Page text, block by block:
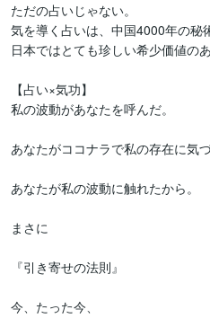
ただの占いじゃない。
気を導く占いは、中国4000年の秘
日本ではとても珍しい希少価値の
【占い×気功】
私の波動があなたを呼んだ。
あなたがココナラで私の存在に気づ
あなたが私の波動に触れたから。
まさに
『引き寄せの法則』
今、たった今、